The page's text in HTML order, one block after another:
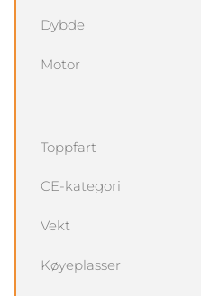
Dybde
Motor
Toppfart
CE-kategori
Vekt
Køyeplasser